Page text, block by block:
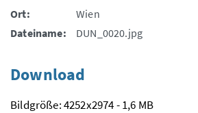
Ort:
Wien
Dateiname:
DUN_0020.jpg
Download
Bildgröße: 4252x2974 - 1,6 MB